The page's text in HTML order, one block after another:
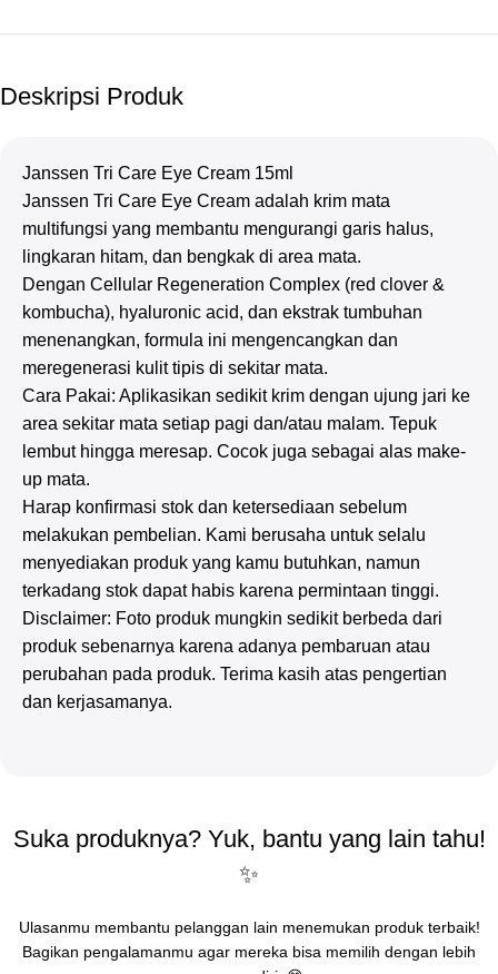
Deskripsi Produk
Janssen Tri Care Eye Cream 15ml
Janssen Tri Care Eye Cream adalah krim mata
multifungsi yang membantu mengurangi garis halus,
lingkaran hitam, dan bengkak di area mata.
Dengan Cellular Regeneration Complex (red clover &
kombucha), hyaluronic acid, dan ekstrak tumbuhan
menenangkan, formula ini mengencangkan dan
meregenerasi kulit tipis di sekitar mata.
Cara Pakai: Aplikasikan sedikit krim dengan ujung jari ke
area sekitar mata setiap pagi dan/atau malam. Tepuk
lembut hingga meresap. Cocok juga sebagai alas make-
up mata.
Harap konfirmasi stok dan ketersediaan sebelum
melakukan pembelian. Kami berusaha untuk selalu
menyediakan produk yang kamu butuhkan, namun
terkadang stok dapat habis karena permintaan tinggi.
Disclaimer: Foto produk mungkin sedikit berbeda dari
produk sebenarnya karena adanya pembaruan atau
perubahan pada produk. Terima kasih atas pengertian
dan kerjasamanya.
Suka produknya? Yuk, bantu yang lain tahu!
✨
Ulasanmu membantu pelanggan lain menemukan produk terbaik!
Bagikan pengalamanmu agar mereka bisa memilih dengan lebih